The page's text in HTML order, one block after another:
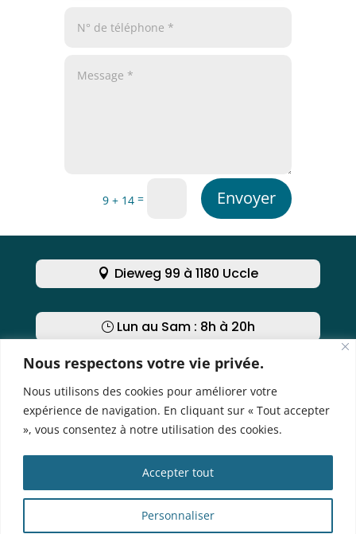
Nous respectons votre vie privée.
Nous utilisons des cookies pour améliorer votre
expérience de navigation. En cliquant sur « Tout accepter
», vous consentez à notre utilisation des cookies.
Personnaliser
Accepter tout
9 + 14 = Envoyer
Dieweg 99 à 1180 Uccle
Lun au Sam : 8h à 20h
Obtenir un rendez-vous
Contacter un praticien